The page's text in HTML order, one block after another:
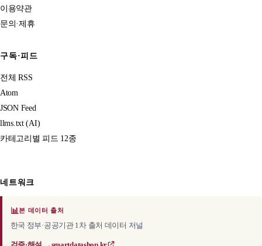
이용약관
문의·제휴
구독·피드
전체 RSS
Atom
JSON Feed
llms.txt (AI)
카테고리별 피드 12종
네트워크
📊본 데이터 출처
한국 정부·공공기관 1차 출처 데이터 저널